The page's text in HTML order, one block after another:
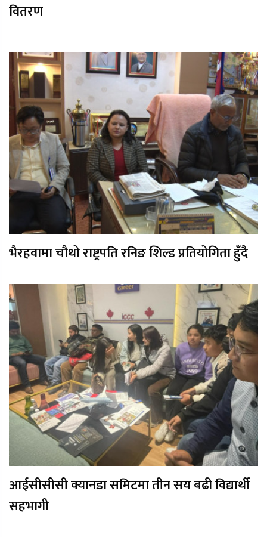
वितरण
भैरहवामा चौथो राष्ट्रपति रनिङ शिल्ड प्रतियोगिता हुँदै
आईसीसीसी क्यानडा समिटमा तीन सय बढी विद्यार्थी
सहभागी